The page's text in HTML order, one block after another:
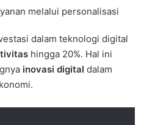
melalui personalisasi
dalam teknologi digital
hingga 20%. Hal ini
inovasi digital dalam